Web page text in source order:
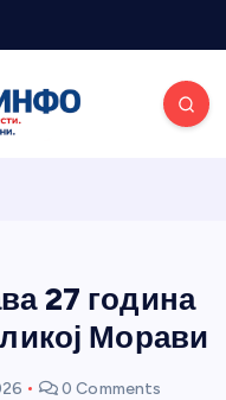
27 година
Морави
0 Comments